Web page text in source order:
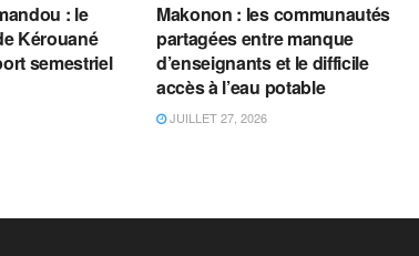
: le
Kérouané
semestriel
Makonon : les communautés
partagées entre manque
d’enseignants et le difficile
accès à l’eau potable
JUILLET 27, 2026